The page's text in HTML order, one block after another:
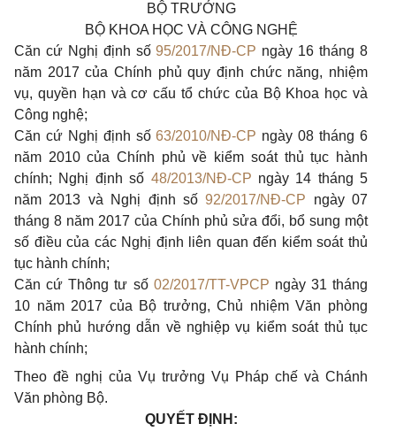
BỘ TRƯỞNG
BỘ KHOA HỌC VÀ CÔNG NGHỆ
Căn cứ Nghị định số95/2017/NĐ-CP ngày 16 tháng 8
năm 2017 của Chính phủ quy định chức năng, nhiệm
vụ, quyền hạn và cơ cấu tổ chức của Bộ Khoa học và
Công nghệ;
Căn cứ Nghị định số63/2010/NĐ-CP ngày 08 tháng 6
năm 2010 của Chính phủ về kiểm soát thủ tục hành
chính; Nghị định số 48/2013/NĐ-CP ngày 14 tháng 5
năm 2013 và Nghị định số92/2017/NĐ-CP ngày 07
tháng 8 năm 2017 của Chính phủ sửa đổi, bổ sung một
số điều của các Nghị định liên quan đến kiểm soát thủ
tục hành chính;
Căn cứ Thông tư số 02/2017/TT-VPCP ngày 31 tháng
10 năm 2017 của Bộ trưởng, Chủ nhiệm Văn phòng
Chính phủ hướng dẫn về nghiệp vụ kiểm soát thủ tục
hành chính;
Theo đề nghị của Vụ trưởng Vụ Pháp chế và Chánh
Văn phòng Bộ.
QUYẾT ĐỊNH: